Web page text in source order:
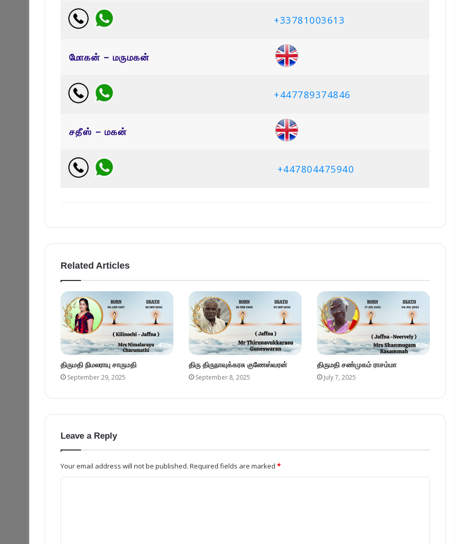
+33781003613
மோகன் – மருமகன்
+447789374846
சதீஸ் – மகன்
+447804475940
Related Articles
திருமதி நிமலராயு சாருமதி
September 29, 2025
திரு திருநாவுக்கரசு குணேஸ்வரன்
September 8, 2025
திருமதி சண்முகம் ராசம்மா
July 7, 2025
Leave a Reply
Your email address will not be published. Required fields are marked *